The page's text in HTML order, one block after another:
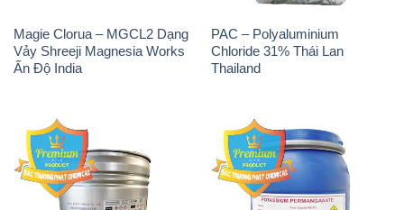
Magie Clorua – MGCL2 Dạng
Vảy Shreeji Magnesia Works
Ấn Độ India
PAC – Polyaluminium
Chloride 31% Thái Lan
Thailand